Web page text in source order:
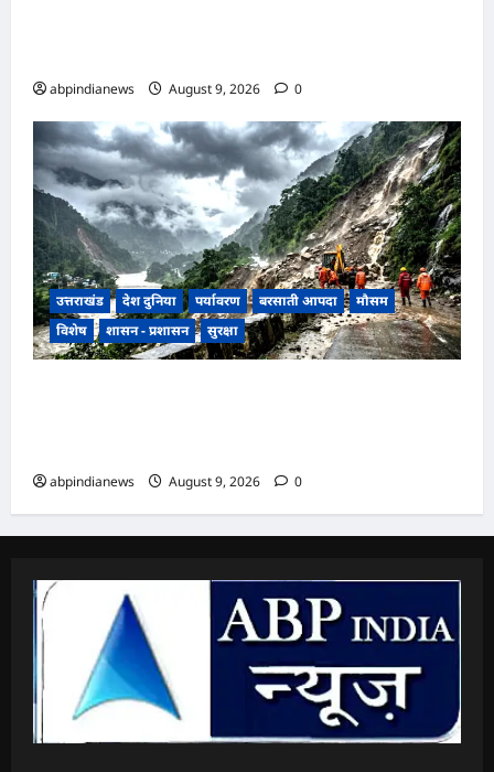
abpindianews August 9, 2026 0
उत्तराखंड देश दुनिया पर्यावरण बरसाती आपदा
मौसम
विशेष
शासन - प्रशासन सुरक्षा
abpindianews August 9, 2026 0